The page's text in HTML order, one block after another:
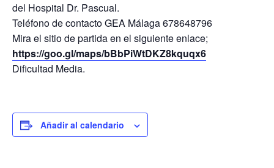
del Hospital Dr. Pascual.
Teléfono de contacto GEA Málaga 678648796
Mira el sitio de partida en el siguiente enlace;
https://goo.gl/maps/bBbPiWtDKZ8kquqx6
Dificultad Media.
Añadir al calendario